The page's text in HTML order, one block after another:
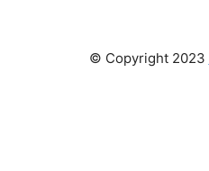
© Copyright 2023